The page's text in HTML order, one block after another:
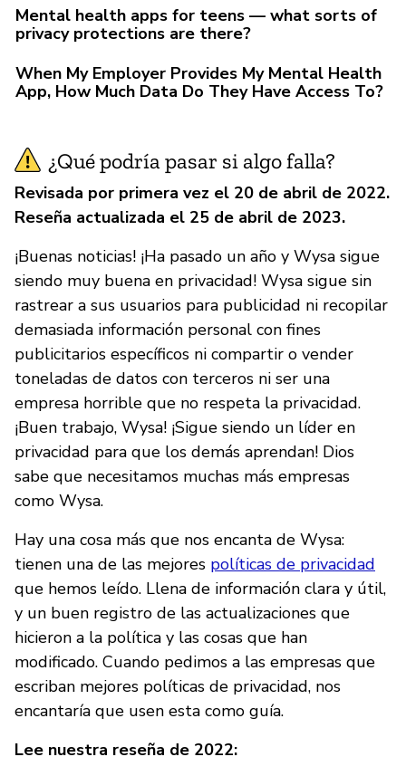
Mental health apps for teens — what sorts of
privacy protections are there?
When My Employer Provides My Mental Health
App, How Much Data Do They Have Access To?
¿Qué podría pasar si algo falla?
Revisada por primera vez el 20 de abril de 2022.
Reseña actualizada el 25 de abril de 2023.
¡Buenas noticias! ¡Ha pasado un año y Wysa sigue
siendo muy buena en privacidad! Wysa sigue sin
rastrear a sus usuarios para publicidad ni recopilar
demasiada información personal con fines
publicitarios específicos ni compartir o vender
toneladas de datos con terceros ni ser una
empresa horrible que no respeta la privacidad.
¡Buen trabajo, Wysa! ¡Sigue siendo un líder en
privacidad para que los demás aprendan! Dios
sabe que necesitamos muchas más empresas
como Wysa.
Hay una cosa más que nos encanta de Wysa:
tienen una de las mejores políticas de privacidad
que hemos leído. Llena de información clara y útil,
y un buen registro de las actualizaciones que
hicieron a la política y las cosas que han
modificado. Cuando pedimos a las empresas que
escriban mejores políticas de privacidad, nos
encantaría que usen esta como guía.
Lee nuestra reseña de 2022: